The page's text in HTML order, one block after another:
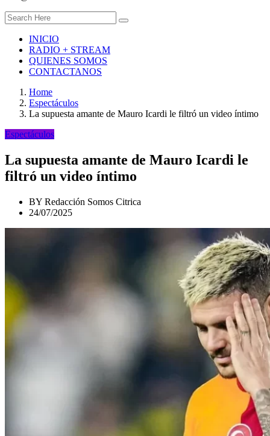
INICIO
RADIO + STREAM
QUIENES SOMOS
CONTACTANOS
Home
Espectáculos
La supuesta amante de Mauro Icardi le filtró un video íntimo
Espectáculos
La supuesta amante de Mauro Icardi le
filtró un video íntimo
BY Redacción Somos Citrica
24/07/2025